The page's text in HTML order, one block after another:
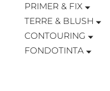
PRIMER & FIX
TERRE & BLUSH
CONTOURING
FONDOTINTA